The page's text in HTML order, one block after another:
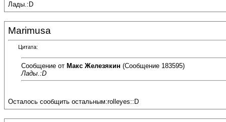
Лады.:D
Marimusa
Цитата:
Сообщение от Макс Железякин (Сообщение 183595)
Лады.:D
Осталось сообщить остальным:rolleyes::D